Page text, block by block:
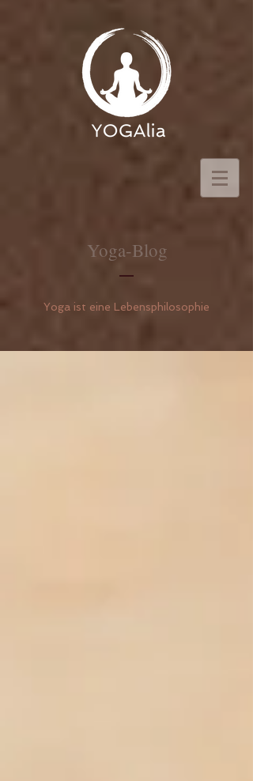
Yoga-Blog
Yoga ist eine Lebensphilosophie